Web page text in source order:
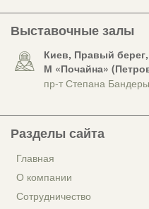
Выставочные залы
Киев, Правый берег,
М «Почайна»
пр-т Степана
Разделы сайта
Главная
О компании
Сотрудничество